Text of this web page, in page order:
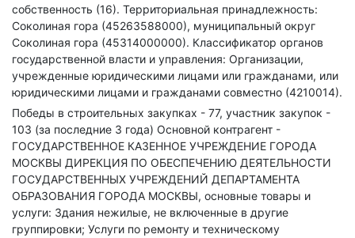
собственность (16). Территориальная принадлежность:
Соколиная гора (45263588000), муниципальный округ
Соколиная гора (45314000000). Классификатор органов
государственной власти и управления: Организации,
учрежденные юридическими лицами или гражданами, или
юридическими лицами и гражданами совместно (4210014).
Победы в строительных закупках - 77, участник закупок -
103 (за последние 3 года) Основной контрагент -
ГОСУДАРСТВЕННОЕ КАЗЕННОЕ УЧРЕЖДЕНИЕ ГОРОДА
МОСКВЫ ДИРЕКЦИЯ ПО ОБЕСПЕЧЕНИЮ ДЕЯТЕЛЬНОСТИ
ГОСУДАРСТВЕННЫХ УЧРЕЖДЕНИЙ ДЕПАРТАМЕНТА
ОБРАЗОВАНИЯ ГОРОДА МОСКВЫ, основные товары и
услуги: Здания нежилые, не включенные в другие
группировки; Услуги по ремонту и техническому